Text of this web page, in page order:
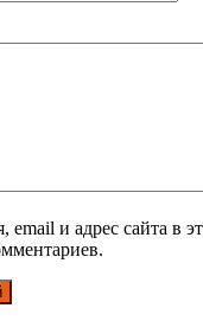
и адрес сайта в